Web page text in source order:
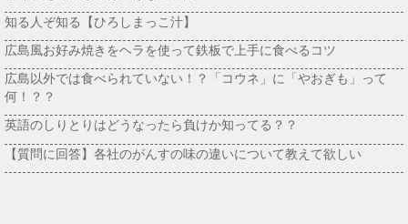
知る人ぞ知る【ひろしまっこ汁】
広島風お好み焼きをヘラを使って鉄板で上手に食べるコツ
広島以外では食べられていない！？「コウネ」に「やおぎも」って
何！？？
英語のしりとりはどうなったら負けか知ってる？？
【質問に回答】各社のがんすの味の違いについて教えて欲しい